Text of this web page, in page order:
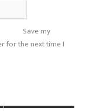
Save my
for the next time I